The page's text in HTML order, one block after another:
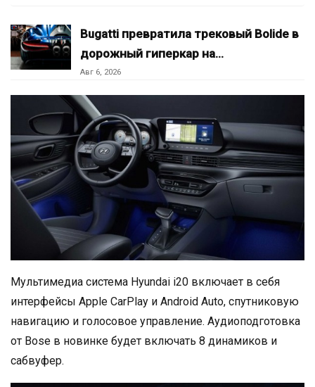
Bugatti превратила трековый Bolide в
дорожный гиперкар на…
Авг 6, 2026
Мультимедиа система Hyundai i20 включает в себя
интерфейсы Apple CarPlay и Android Auto, спутниковую
навигацию и голосовое управление. Аудиоподготовка
от Bose в новинке будет включать 8 динамиков и
сабвуфер.